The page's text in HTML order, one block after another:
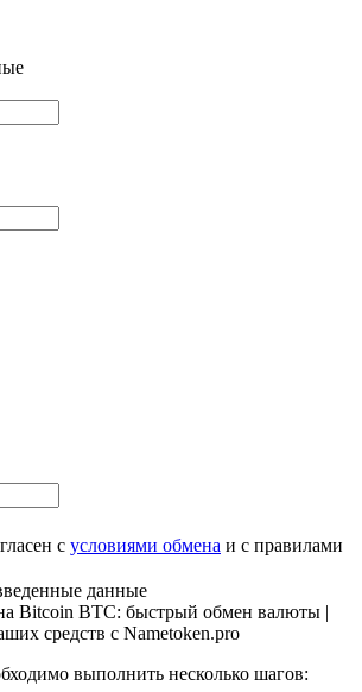
с условиями обмена и с правилами
данные
Bitcoin BTC: быстрый обмен валюты |
средств с Nametoken.pro
выполнить несколько шагов: